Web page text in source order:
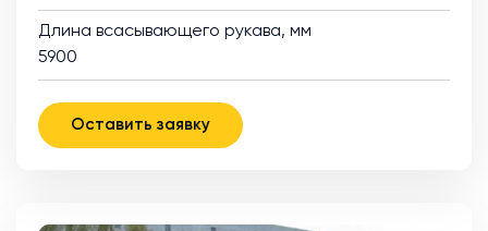
Длина всасывающего рукава, мм
5900
Оставить заявку